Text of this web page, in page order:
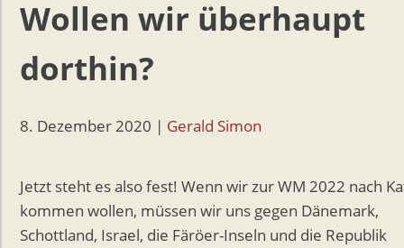
Wollen wir überhaupt
dorthin?
8. Dezember 2020 | Gerald Simon
Jetzt steht es also fest! Wenn wir zur WM 2022 nach
kommen wollen, müssen wir uns gegen Dänemark,
Schottland, Israel, die Färöer-Inseln und die Republik